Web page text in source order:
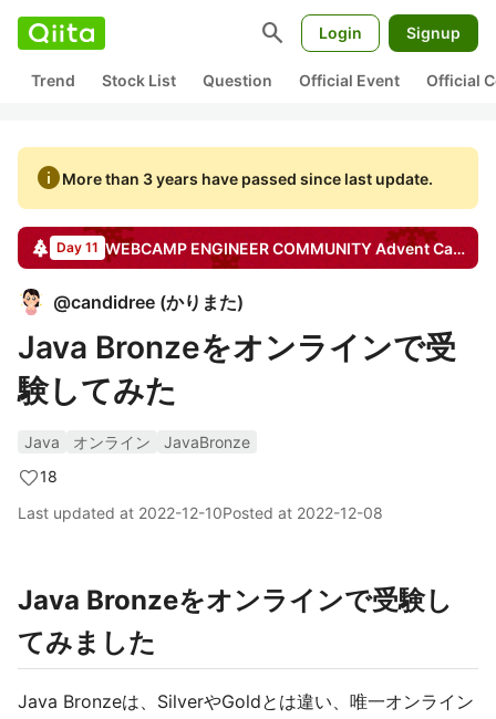
search Login Signup
Trend Stock List Question Official Event Official
infoMore than 3 years have passed since last update.
Day 11 WEBCAMP ENGINEER COMMUNITYAdvent Calendar
@candidree (かりまた)
Java Bronzeをオンラインで受
験してみた
Java オンライン
JavaBronze
18
Last updated at 2022-12-10Posted at 2022-12-08
Java Bronzeをオンラインで受験し
てみました
Java Bronzeは、SilverやGoldとは違い、唯一オンライン